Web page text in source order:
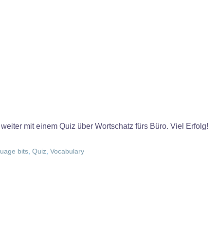
mit einem Quiz über Wortschatz fürs Büro. Viel Erfolg!
bits, Quiz Vocabulary